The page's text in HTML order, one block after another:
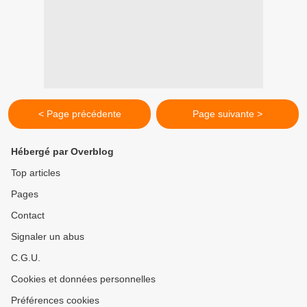
< Page précédente Page suivante >
Hébergé par Overblog
Top articles
Pages
Contact
Signaler un abus
C.G.U.
Cookies et données personnelles
Préférences cookies